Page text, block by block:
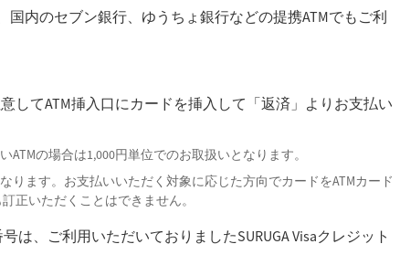
国内のセブン銀行、ゆうちょ銀行などの提携ATMでもご利
してATM挿入口にカードを挿入して「返済」よりお支払い
の場合は1,000円単位でのお取扱いとなります。
ます。お支払いいただく対象に応じた方向でカードをATMカード
正いただくことはできません。
、ご利用いただいておりましたSURUGA Visaクレジット